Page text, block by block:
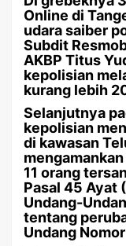
Online di
udara saiber
Subdit
AKBP Titus
kepolisian
kurang lebih
Selanjutnya
kepolisian
di kawasan
11 orang
Pasal 45 Ayat
Undang-
tentang
Undang